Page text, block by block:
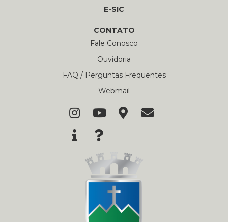
E-SIC
CONTATO
Fale Conosco
Ouvidoria
FAQ / Perguntas Frequentes
Webmail